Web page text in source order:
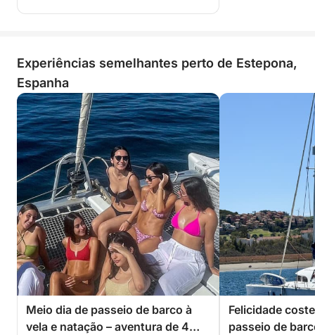
Experiências semelhantes perto de Estepona,
Espanha
Meio dia de passeio de barco à
vela e natação – aventura de 4
Felicidade
passeio de